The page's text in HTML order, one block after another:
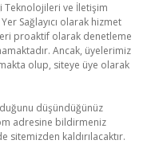
Teknolojileri ve İletişim
Sağlayıcı olarak hizmet
proaktif olarak denetleme
Ancak, üyelerimiz
olup, siteye üye olarak
düşündüğünüz
adresine bildirmeniz
sitemizden kaldırılacaktır.